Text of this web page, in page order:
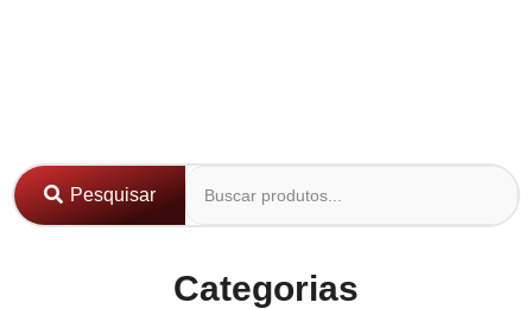
Pesquisar
Categorias